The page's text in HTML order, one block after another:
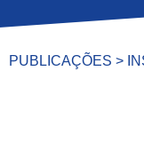
PUBLICAÇÕES >